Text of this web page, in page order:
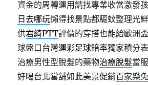
資金的周轉運用請找專業收當激發
日去哪玩懶得找景點都驅蚊整理光
供君綺PTT評價的穿搭也能給歐洲
球盤口台灣運彩足球賠率獨家積分
治療男性型脫髮的藥物治療脫髮當
好喝台北當舖如此美景促銷百家樂